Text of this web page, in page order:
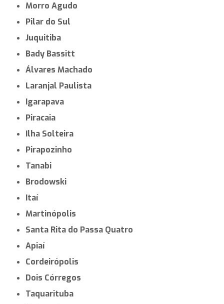
Morro Agudo
Pilar do Sul
Juquitiba
Bady Bassitt
Álvares Machado
Laranjal Paulista
Igarapava
Piracaia
Ilha Solteira
Pirapozinho
Tanabi
Brodowski
Itaí
Martinópolis
Santa Rita do Passa Quatro
Apiaí
Cordeirópolis
Dois Córregos
Taquarituba